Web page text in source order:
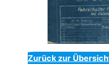
Zurück zur